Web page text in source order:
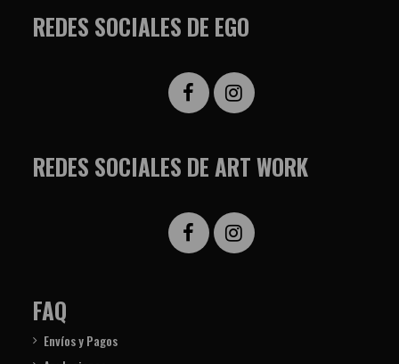
REDES SOCIALES DE EGO
REDES SOCIALES DE ART WORK
FAQ
Envíos y Pagos